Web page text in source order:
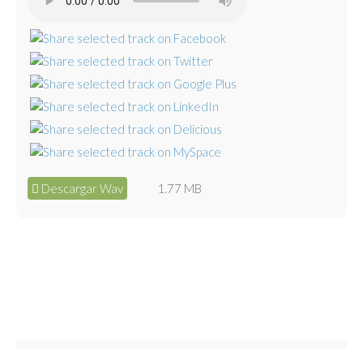
Descargar Wav 1.77 MB